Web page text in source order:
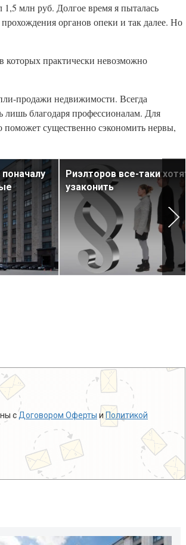
млн руб. Долгое время я пыталась
органов опеки и так далее. Но
которых практически невозможно
продажи недвижимости. Всегда
благодаря профессионалам. Для
поможет существенно сэкономить нервы,
Риэлторов все-таки хотят
узаконить
с Договором Оферты и Политикой